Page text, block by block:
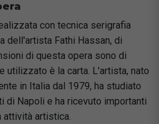
con tecnica serigrafia
dell'artista Fathi Hassan, di
di questa opera sono di
utilizzato è la carta. L'artista, nato
in Italia dal 1979, ha studiato
di Napoli e ha ricevuto importanti
attività artistica.